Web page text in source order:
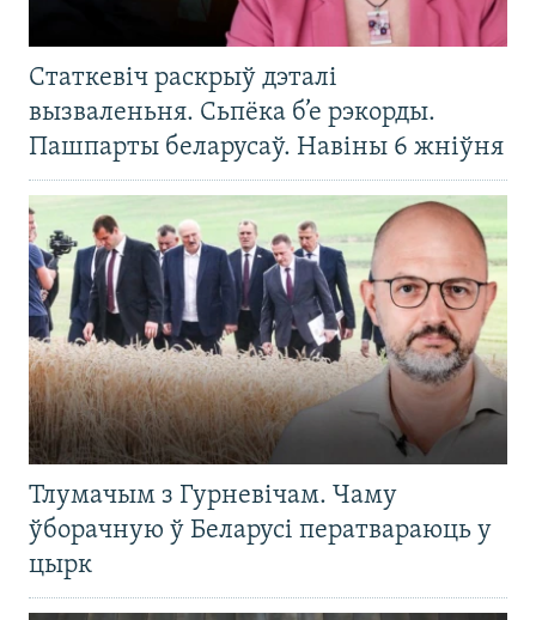
Статкевіч раскрыў дэталі
вызваленьня. Сьпёка б’е рэкорды.
Пашпарты беларусаў. Навіны 6 жніўня
Тлумачым з Гурневічам. Чаму
ўборачную ў Беларусі ператвараюць у
цырк